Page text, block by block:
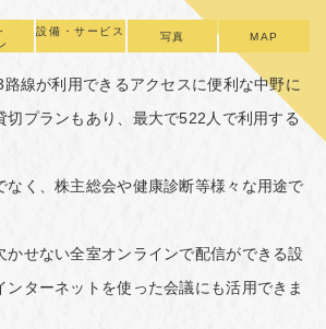
設備・サービス 写真 MAP
線が利用できるアクセスに便利な中野に
切プランもあり、最大で522人で利用する
なく、株主総会や健康診断等様々な用途で
かせない全室オンラインで配信ができる設
ンターネットを使った会議にも活用できま